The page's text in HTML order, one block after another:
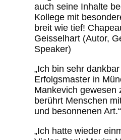
auch seine Inhalte
Kollege mit
breit wie tief!
Geisselhart (Autor,
Speaker)
„Ich bin sehr
Erfolgsmaster in
Mankevich gewesen
berührt Menschen
und besonnenen
„Ich hatte wieder